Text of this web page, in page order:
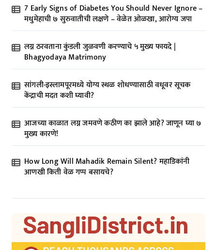
7 Early Signs of Diabetes You Should Never Ignore –
मधुमेहाची ७ सुरुवातीची लक्षणे – वेळेत ओळखा, आरोग्य जपा
लग्न ठरवताना कुंडली जुळवणी करण्याचे ५ मुख्य फायदे |
Bhagyodaya Matrimony
सांगली-इस्लामपूरमध्ये योग्य स्थळ शोधण्यासाठी वधूवर सूचक
केंद्राची मदत कशी घ्यावी?
आजच्या काळात लग्न जमवणे कठीण का झाले आहे? जाणून घ्या ७
मुख्य कारणे!
How Long Will Mahadik Remain Silent? महाडिकांनी
आणखी किती वेळ गप्प बसायचे?